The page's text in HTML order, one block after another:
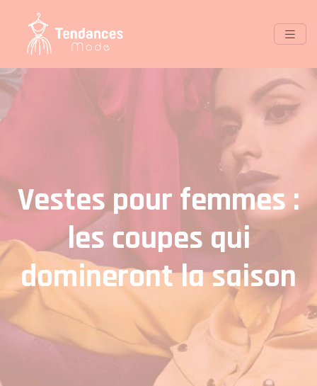
Vestes pour femmes :
les coupes qui
domineront la saison